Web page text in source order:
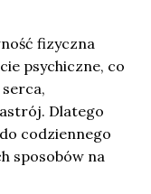
fizyczna
psychiczne, co
Dlatego
codziennego
sposobów na